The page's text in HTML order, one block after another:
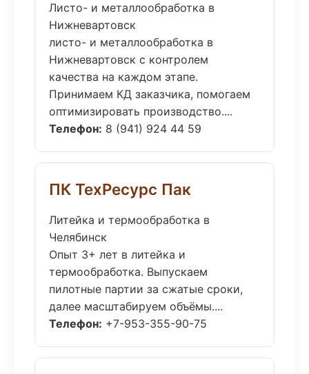
Листо- и металлообработка в
Нижневартовск
листо- и металлообработка в
Нижневартовск с контролем
качества на каждом этапе.
Принимаем КД заказчика, помогаем
оптимизировать производство....
Телефон: 8 (941) 924 44 59
ПК ТехРесурс Пак
Литейка и термообработка в
Челябинск
Опыт 3+ лет в литейка и
термообработка. Выпускаем
пилотные партии за сжатые сроки,
далее масштабируем объёмы....
Телефон: +7-953-355-90-75